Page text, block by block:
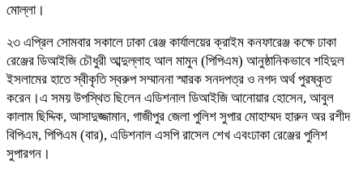
মোল্লা।
২৩ এপ্রিল সোমবার সকালে ঢাকা রেঞ্জ কার্যালয়ের ক্রাইম কনফারেঞ্জ কক্ষে ঢাকা
রেঞ্জের ডিআইজি চৌধুরী আব্দুল্লাহ আল মামুন (পিপিএম) আনুষ্ঠানিকভাবে শহিদুল
ইসলামের হাতে স্বীকৃতি স্বরুপ সম্মাননা স্মারক সনদপত্র ও নগদ অর্থ পুরষ্কৃত
করেন।এ সময় উপস্থিত ছিলেন এডিশনাল ডিআইজি আনোয়ার হোসেন, আবুল
কালাম ছিদ্দিক, আসাদুজ্জামান, গাজীপুর জেলা পুলিশ সুপার মোহাম্মদ হারুন অর রশীদ
বিপিএম, পিপিএম (বার), এডিশনাল এসপি রাসেল শেখ এবংঢাকা রেঞ্জের পুলিশ
সুপারগন।